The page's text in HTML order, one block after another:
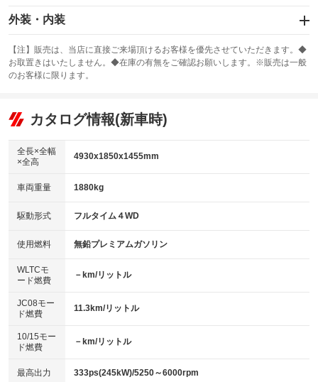
エアバッグ：運転席/助手席/サイド
：装備あり
：装備なし
サンルーフ
：装備あり ABS
リフトアップ
：装備なし
：装備なし
パワーウィンドウ
アイドリングストップ
：装備あり
USB入力端子
：装備あり
100V電源
：装備なし
センターデフロック
：装備なし
電動格納ミラー
：装備あり
外装・内装
カーナビ：HDDナビ
：装備あり
TV：フルセグ
：装備あり
ビジュアル
：装備なし
：装備あり
革シート
キーレス
HID(キセノンライト)
：装備なし
バックカメラ
：装備あり
エアロ
：装備なし
：装備なし
パワーシート
ベンチシート
：装備なし
チップアップシート
：装備なし オットマン
：装備なし
【注】販売は、当店に直接ご来場頂けるお客様を優先させていただきます。◆
お取置きはいたしません。◆在庫の有無をご確認お願いします。※販売は一般
のお客様に限ります。
カタログ情報(新車時)
全長×全幅
×全高
4930x1850x1455mm
車両重量 1880kg
駆動形式 フルタイム４WD
使用燃料 無鉛プレミアムガソリン
WLTCモ
ード燃費
－km/リットル
JC08モー
ド燃費
11.3km/リットル
10/15モー
ド燃費
－km/リットル
最高出力 333ps(245kW)/5250～6000rpm